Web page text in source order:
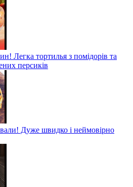
Легка тортилья з помідорів та
персиків
Дуже швидко і неймовірно